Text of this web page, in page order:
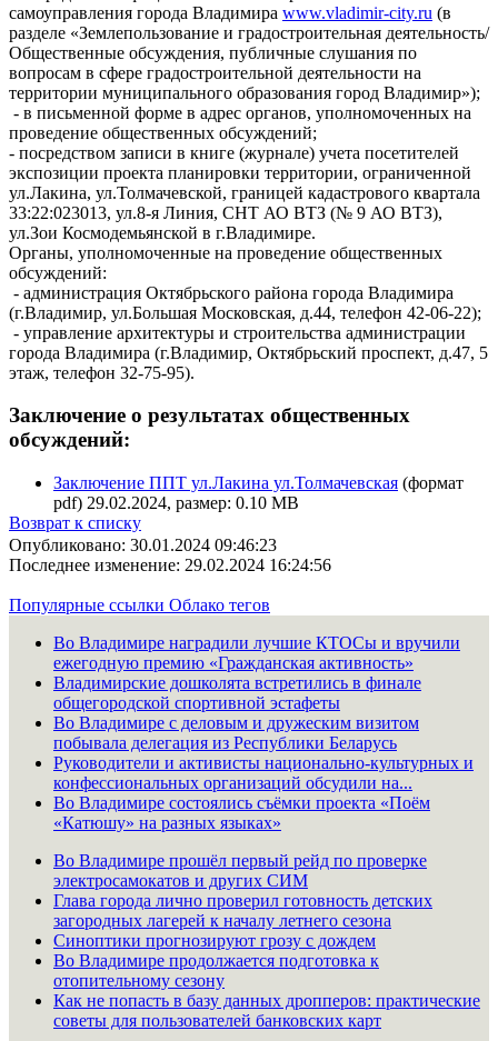
самоуправления города Владимира www.vladimir-city.ru (в
разделе «Землепользование и градостроительная деятельность/
Общественные обсуждения, публичные слушания по
вопросам в сфере градостроительной деятельности на
территории муниципального образования город Владимир»);
- в письменной форме в адрес органов, уполномоченных на
проведение общественных обсуждений;
- посредством записи в книге (журнале) учета посетителей
экспозиции проекта планировки территории, ограниченной
ул.Лакина, ул.Толмачевской, границей кадастрового квартала
33:22:023013, ул.8-я Линия, СНТ АО ВТЗ (№ 9 АО ВТЗ),
ул.Зои Космодемьянской в г.Владимире.
Органы, уполномоченные на проведение общественных
обсуждений:
- администрация Октябрьского района города Владимира
(г.Владимир, ул.Большая Московская, д.44, телефон 42-06-22);
- управление архитектуры и строительства администрации
города Владимира (г.Владимир, Октябрьский проспект, д.47, 5
этаж, телефон 32-75-95).
Заключение о результатах общественных
обсуждений:
Заключение ППТ ул.Лакина ул.Толмачевская (формат
pdf) 29.02.2024, размер: 0.10 MB
Возврат к списку
Опубликовано: 30.01.2024 09:46:23
Последнее изменение: 29.02.2024 16:24:56
Популярные ссылки Облако тегов
Во Владимире наградили лучшие КТОСы и вручили
ежегодную премию «Гражданская активность»
Владимирские дошколята встретились в финале
общегородской спортивной эстафеты
Во Владимире с деловым и дружеским визитом
побывала делегация из Республики Беларусь
Руководители и активисты национально-культурных и
конфессиональных организаций обсудили на...
Во Владимире состоялись съёмки проекта «Поём
«Катюшу» на разных языках»
Во Владимире прошёл первый рейд по проверке
электросамокатов и других СИМ
Глава города лично проверил готовность детских
загородных лагерей к началу летнего сезона
Синоптики прогнозируют грозу с дождем
Во Владимире продолжается подготовка к
отопительному сезону
Как не попасть в базу данных дропперов: практические
советы для пользователей банковских карт